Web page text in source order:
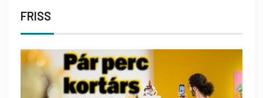
FRISS